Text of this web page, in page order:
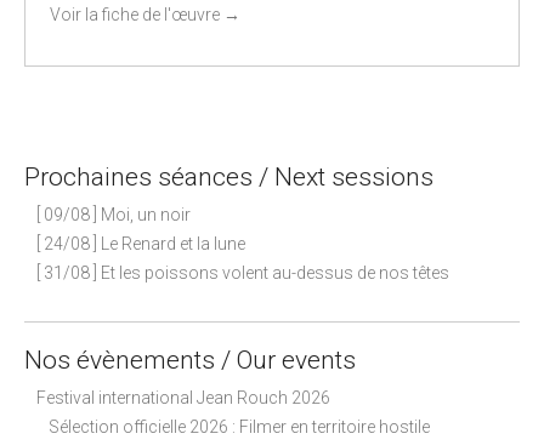
Voir la fiche de l'œuvre →
Prochaines séances / Next sessions
[ 09/08 ] Moi, un noir
[ 24/08 ] Le Renard et la lune
[ 31/08 ] Et les poissons volent au-dessus de nos têtes
Nos évènements / Our events
Festival international Jean Rouch 2026
Sélection officielle 2026 : Filmer en territoire hostile